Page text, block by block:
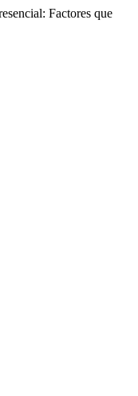
Factores que